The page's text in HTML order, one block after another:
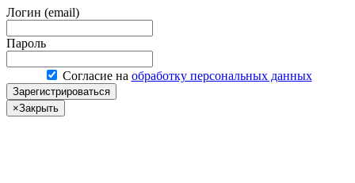
Логин (email)
Пароль
Согласие на обработку персональных данных
Зарегистрироваться
×Закрыть